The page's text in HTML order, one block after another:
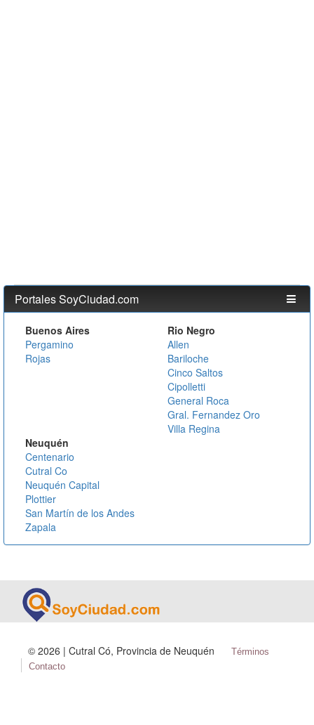
Portales SoyCiudad.com
Buenos Aires
Pergamino
Rojas
Rio Negro
Allen
Bariloche
Cinco Saltos
Cipolletti
General Roca
Gral. Fernandez Oro
Villa Regina
Neuquén
Centenario
Cutral Co
Neuquén Capital
Plottier
San Martín de los Andes
Zapala
© 2026 | Cutral Có, Provincia de Neuquén
Términos
Contacto